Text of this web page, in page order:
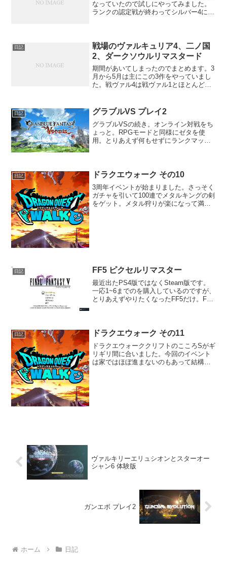
なっていたので試しにやってみました。
ランクの認定戦が終わってシルバー4にな
ら...
日記
戦場のヴァルキュリア4、二ノ国
2、ダークソウルリマスタード
期間があいてしまったのでまとめます。3
月から5月は主にこの3作をやっていまし
た。戦ヴァル4は戦ヴァル1とほとんど同
手に変えるよりは…という感じです。ぜ
ひ次回作も出して欲し...
日記 グラブルVS プレイ2
グラブルVSの続き。オンライン対戦をち
ょっと。RPGモードと同様にゼタを使
用。とりあえず何もせずにランクマッチ
れてきてB3に戻...
日記 ドラクエウォーク その10
3周年イベントが始まりました。さっそく
ガチャを引いて100連でメタルキングの剣
をゲット。メタル狩りが楽になって満足
日記 FF5 ピクセルリマスター
最近出たPS4版ではなくSteam版です。
一応1~6までのを購入しているのですが、
とりあえずやりたくなったFF5だけ。FF5
た攻撃...
日記 ドラクエウォーク その11
ドラクエウォーククリフトのこころSがギ
リギリ間に合いました。今回のイベント
は家ではほぼ進まないのもあって結構大
ヴァルキリーエリュシオンとスターオー
シャン6 体験版
ガンエボ プレイ2
ホーム 日記